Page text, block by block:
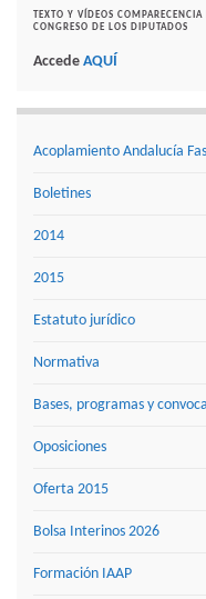
TEXTO Y VÍDEOS
CONGRESO DE LOS DIPUTADOS
Accede AQUÍ
Acoplamiento Andalucía
Boletines
2014
2015
Estatuto jurídico
Normativa
Bases, programas y
Oposiciones
Oferta 2015
Bolsa Interinos 2026
Formación IAAP